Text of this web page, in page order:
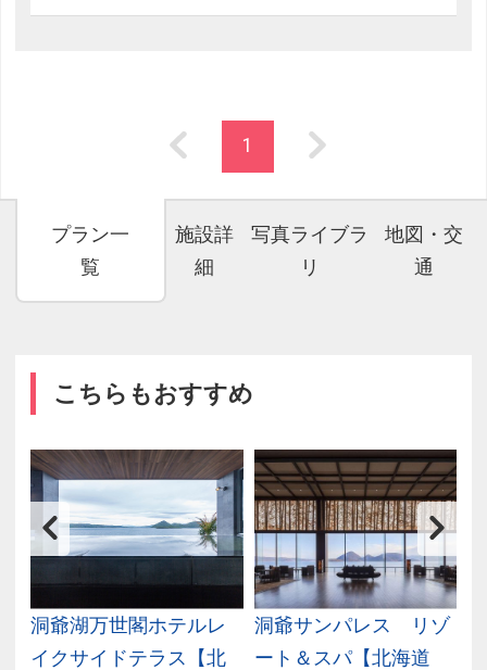
1
プラン一
覧
施設詳
細
写真ライブラ
リ
地図・交
通
こちらもおすすめ
洞爺湖万世閣ホテルレ
イクサイドテラス【北
洞爺サンパレス リゾ
ート＆スパ【北海道